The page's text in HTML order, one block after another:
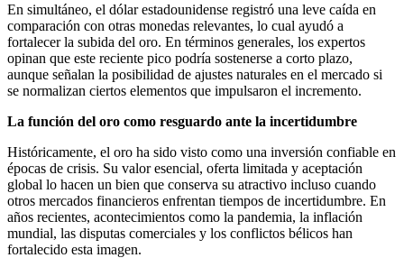
En simultáneo, el dólar estadounidense registró una leve caída en
comparación con otras monedas relevantes, lo cual ayudó a
fortalecer la subida del oro. En términos generales, los expertos
opinan que este reciente pico podría sostenerse a corto plazo,
aunque señalan la posibilidad de ajustes naturales en el mercado si
se normalizan ciertos elementos que impulsaron el incremento.
La función del oro como resguardo ante la incertidumbre
Históricamente, el oro ha sido visto como una inversión confiable en
épocas de crisis. Su valor esencial, oferta limitada y aceptación
global lo hacen un bien que conserva su atractivo incluso cuando
otros mercados financieros enfrentan tiempos de incertidumbre. En
años recientes, acontecimientos como la pandemia, la inflación
mundial, las disputas comerciales y los conflictos bélicos han
fortalecido esta imagen.